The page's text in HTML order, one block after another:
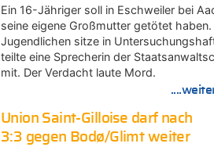
Ein 16-Jähriger soll in Eschweiler bei
seine eigene Großmutter getötet haben.
Jugendlichen sitze in
teilte eine Sprecherin der
mit. Der Verdacht laute Mord.
Union Saint-Gilloise darf nach
3:3 gegen Bodø/Glimt weiter